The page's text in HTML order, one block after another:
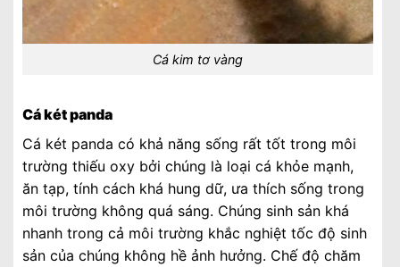
Cá kim tơ vàng
Cá két panda
Cá két panda có khả năng sống rất tốt trong môi
trường thiếu oxy bởi chúng là loại cá khỏe mạnh,
ăn tạp, tính cách khá hung dữ, ưa thích sống trong
môi trường không quá sáng. Chúng sinh sản khá
nhanh trong cả môi trường khắc nghiệt tốc độ sinh
sản của chúng không hề ảnh hưởng. Chế độ chăm